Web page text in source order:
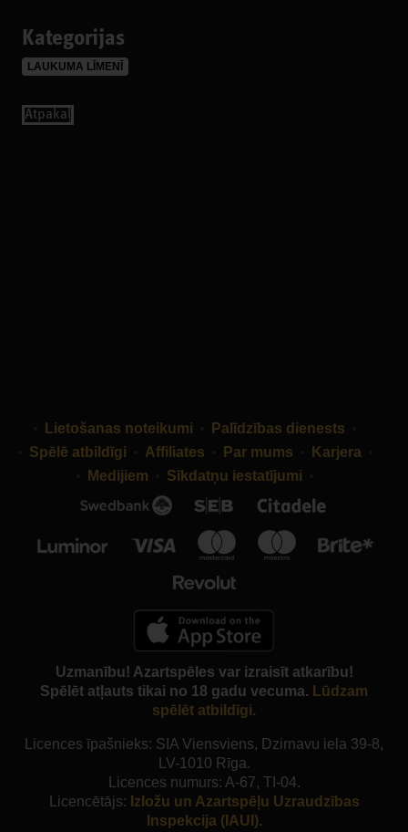
Kategorijas
LAUKUMA LĪMENĪ
Аtpakaļ
Lietošanas noteikumi
Palīdzības dienests
Spēlē atbildīgi
Affiliates Par mums
Karjera
Medijiem
Sīkdatņu iestatījumi
Uzmanību! Azartspēles var izraisīt atkarību!
Spēlēt atļauts tikai no 18 gadu vecuma. Lūdzam
spēlēt atbildīgi.
Licences īpašnieks: SIA Viensviens, Dzirnavu iela 39-8,
LV-1010 Rīga.
Licences numurs: A-67, TI-04.
Licencētājs: Izložu un Azartspēļu Uzraudzības
Inspekcija (IAUI).